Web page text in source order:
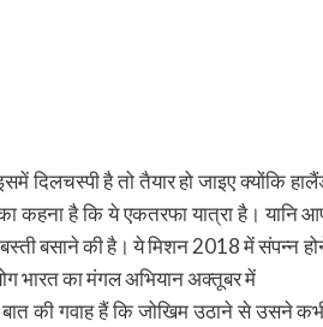
है तो तैयार हो जाइए क्योंकि
कहना है कि ये एकतरफा यात्रा है। यानि
बसाने की है। ये मिशन 2018 में संपन्न
भारत का मंगल अभियान अक्तूबर में
बात की गवाह हैं कि जोखिम उठाने से उसने